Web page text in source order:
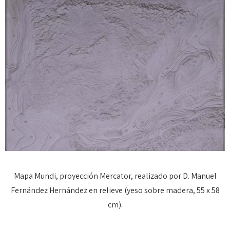
Mapa Mundi, proyección Mercator, realizado por D. Manuel
Fernández Hernández en relieve (yeso sobre madera, 55 x 58
cm).